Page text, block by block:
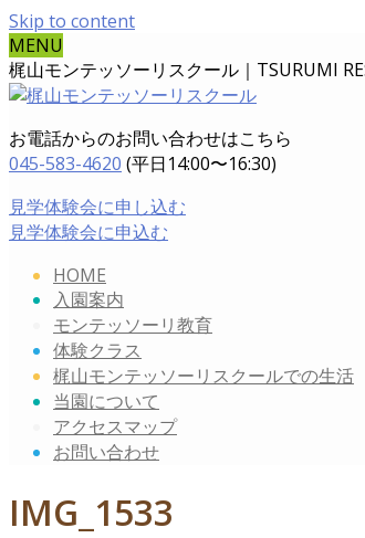
Skip to content
MENU
梶山モンテッソーリスクール｜TSURUMI
お電話からのお問い合わせはこちら
045-583-4620 (平日14:00〜16:30)
見学体験会に申し込む
見学体験会に申込む
HOME
入園案内
モンテッソーリ教育
体験クラス
梶山モンテッソーリスクールでの生活
当園について
アクセスマップ
お問い合わせ
IMG_1533